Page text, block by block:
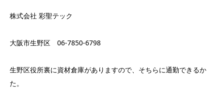
株式会社 彩聖テック
大阪市生野区 06-7850-6798
生野区役所裏に資材倉庫がありますので、そちらに通勤できるか
た。